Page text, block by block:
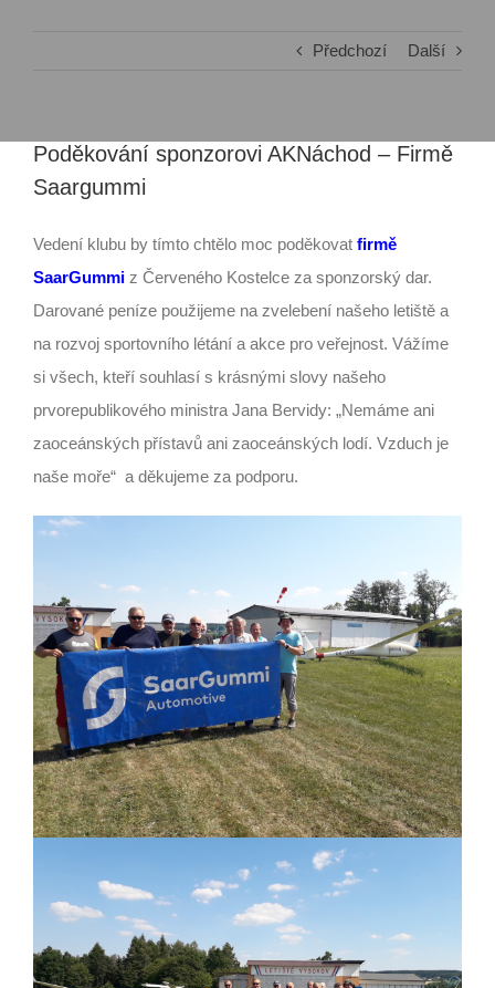
Předchozí Další
Poděkování sponzorovi AKNáchod – Firmě
Saargummi
Vedení klubu by tímto chtělo moc poděkovat firmě
SaarGummi z Červeného Kostelce za sponzorský dar.
Darované peníze použijeme na zvelebení našeho letiště a
na rozvoj sportovního létání a akce pro veřejnost. Vážíme
si všech, kteří souhlasí s krásnými slovy našeho
prvorepublikového ministra Jana Bervidy: „Nemáme ani
zaoceánských přístavů ani zaoceánských lodí. Vzduch je
naše moře“ a děkujeme za podporu.